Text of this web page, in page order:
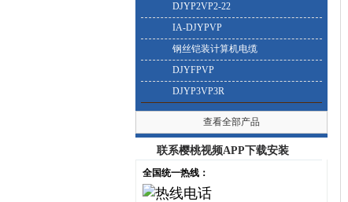
DJYP2VP2-22
IA-DJYPVP
钢丝铠装计算机电缆
DJYFPVP
DJYP3VP3R
查看全部产品
联系樱桃视频APP下载安装
全国统一热线：